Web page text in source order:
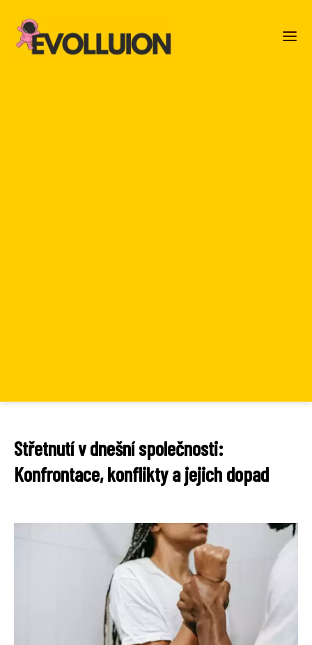
Střetnutí v dnešní společnosti:
Konfrontace, konflikty a jejich dopad